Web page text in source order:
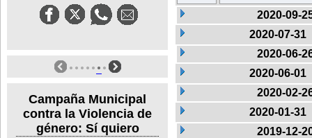
Campaña Municipal
contra la Violencia de
género: Sí quiero
2020-09-
2020-07-31
2020-06-
2020-06-01
2020-02-
2020-01-31
2019-12-